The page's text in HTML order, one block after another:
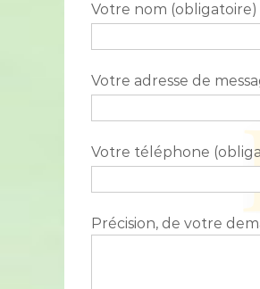
Votre nom (obligatoire)
Votre adresse de
Votre téléphone
Précision, de votre